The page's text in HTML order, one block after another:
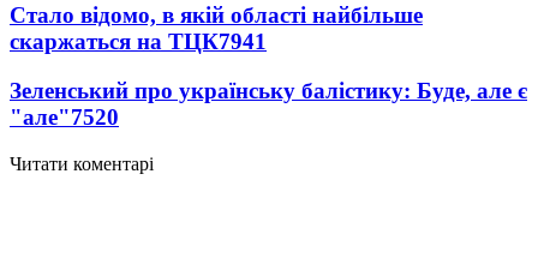
Стало відомо, в якій області найбільше
скаржаться на ТЦК7941
Зеленський про українську балістику: Буде, але є
"але"7520
Читати коментарі